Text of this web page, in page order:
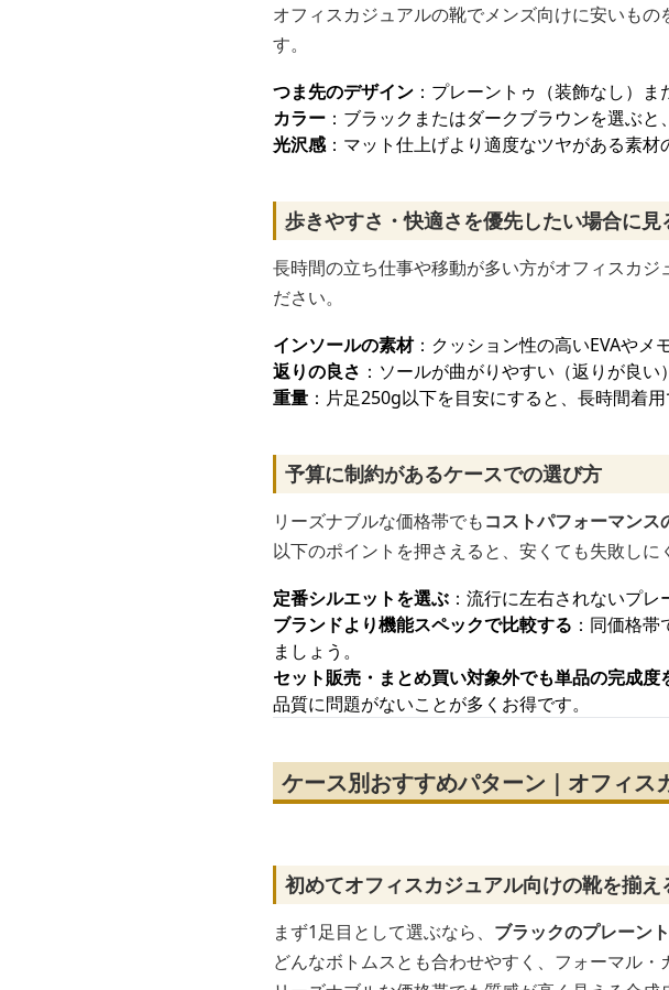
オフィスカジュアルの靴でメンズ向けに安いも
す。
つま先のデザイン ：プレーントゥ（装飾なし）
カラー ：ブラックまたはダークブラウンを選ぶ
光沢感：マット仕上げより適度なツヤがある素材
歩きやすさ・快適さを優先したい場合に見
長時間の立ち仕事や移動が多い方がオフィスカ
ださい。
インソールの素材：クッション性の高いEVAやメ
返りの良さ ：ソールが曲がりやすい（返りが良
重量 ：片足250g以下を目安にすると、長時間着
予算に制約があるケースでの選び方
リーズナブルな価格帯でもコストパフォーマンス
以下のポイントを押さえると、安くても失敗しに
定番シルエットを選ぶ ：流行に左右されないプ
ブランドより機能スペックで比較する ：同価格
ましょう。
セット販売・まとめ買い対象外でも単品の完成度
品質に問題がないことが多くお得です。
ケース別おすすめパターン｜オフィス
初めてオフィスカジュアル向けの靴を揃え
まず1足目として選ぶなら、 ブラックのプレーン
どんなボトムスとも合わせやすく、フォーマル・